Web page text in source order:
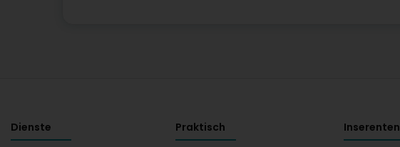
Dienste Praktisch Inserenten